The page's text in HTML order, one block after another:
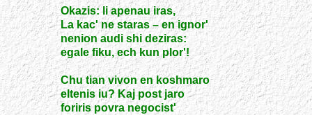
Okazis: li apenau iras,
La kac' ne staras – en ignor'
nenion audi shi deziras:
egale fiku, ech kun plor'!
Chu tian vivon en koshmaro
eltenis iu? Kaj post jaro
foriris povra negocist'